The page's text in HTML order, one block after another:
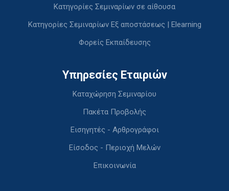
Κατηγορίες Σεμιναρίων σε αίθουσα
Κατηγορίες Σεμιναρίων Εξ αποστάσεως | Elearning
Φορείς Εκπαίδευσης
Υπηρεσίες Εταιριών
Καταχώρηση Σεμιναρίου
Πακέτα Προβολής
Εισηγητές - Αρθρογράφοι
Είσοδος - Περιοχή Μελών
Επικοινωνία